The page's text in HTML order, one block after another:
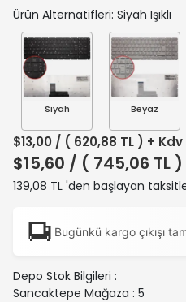
Ürün Alternatifleri: Siyah Işıklı
Siyah Beyaz
$13,00 / ( 620,88 TL ) + Kdv
$15,60 / ( 745,06 TL
139,08 TL 'den başlayan
Bugünkü kargo çıkışı
Depo Stok Bilgileri :
Sancaktepe Mağaza : 5